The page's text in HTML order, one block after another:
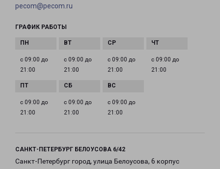
pecom@pecom.ru
ГРАФИК РАБОТЫ
с 09:00 до
21:00
с 09:00 до
21:00
с 09:00 до
21:00
с 09:00 до
21:00
с 09:00 до
21:00
с 09:00 до
21:00
с 09:00 до
21:00
САНКТ-ПЕТЕРБУРГ БЕЛОУСОВА 6/42
Санкт-Петербург город, улица Белоусова, 6 корпус